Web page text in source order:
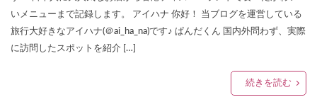
いメニューまで記録します。 アイハナ 你好！ 当ブログを運営している
旅行大好きなアイハナ(＠ai_ha_na)です♪ ぱんだくん 国内外問わず、実際
に訪問したスポットを紹介 […]
続きを読む